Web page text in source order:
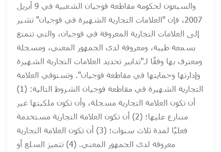
والسبعون لحكومة مقاطعة فوجيان الشعبية في 9 أبريل
2007، فإن "العلامات التجارية الشهيرة في فوجيان" تشير
إلى العلامات التجارية المعروفة في فوجيان، والتي تتمتع
بسمعة طيبة، ومعروفة لدى الجمهور المعني، ومسجلة
ومعترف بها وفقًا لـ"تدابير تحديد العلامات التجارية الشهيرة
وإدارتها وحمايتها في مقاطعة فوجيان". وتستوفي العلامة
التجارية الشهيرة في مقاطعة فوجيان الشروط التالية: (1)
أن تكون العلامة التجارية مسجلة، وأن تكون ملكيتها غير
متنازع عليها؛ (2) أن تكون العلامة التجارية مستخدمة
فعليًا لمدة ثلاث سنوات؛ (3) أن تكون العلامة التجارية
معروفة لدى الجمهور المعني. (4) تتميز السلع أو